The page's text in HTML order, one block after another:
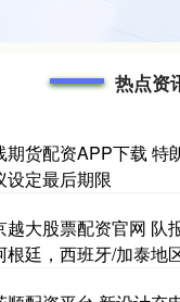
热点资
期货配资APP下载 特
设定最后期限
越大股票配资官网 队
根廷，西班牙/加泰地